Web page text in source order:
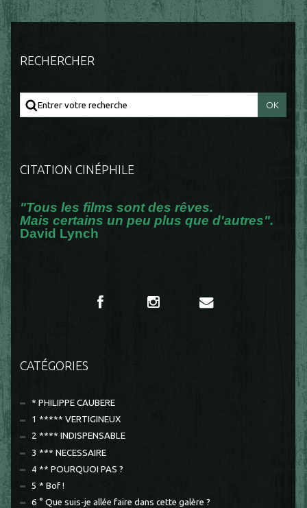
RECHERCHER
CITATION CINÉPHILE
"Tous les films sont des rêves.
Mais certains un peu plus que d'autres".
David Lynch
CATÉGORIES
* PHILIPPE CAUBERE
1 ***** VERTIGINEUX
2 **** INDISPENSABLE
3 *** NECESSAIRE
4 ** POURQUOI PAS ?
5 * Bof !
6 ° Que suis-je allée faire dans cette galère ?